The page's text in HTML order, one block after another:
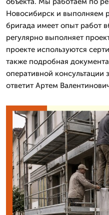
Новосибирск и выполняем
бригада имеет опыт работ
регулярно выполняет
проекте используются
также подробная
оперативной
ответит Артем